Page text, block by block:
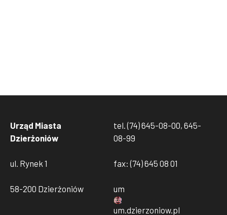
Urząd Miasta
Dzierżoniów
ul. Rynek 1
58-200 Dzierżoniów
tel. (74) 645-08-00, 645-
08-99
fax: (74) 645 08 01
um
um dzierzoniow. pl